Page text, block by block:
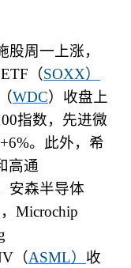
周一上涨，
ETF （SOXX）
WDC）收盘上
指数，先进微
+6%。此外，希
高通
安森半导体
Microchip
（ASML） 收